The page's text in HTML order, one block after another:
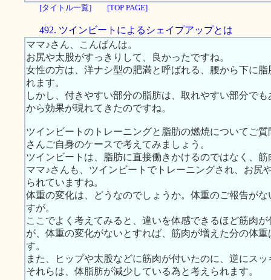
[タイトル一覧] [TOP PAGE]
492. ツインビートによるシェイプアップとは
ママ♪さん、こんばんは。
お尻や太股がすっきりして、良かったですね。
女性の方は、洋ナシ型の肥満と呼ばれる、腰から下に
れます。
しかし、付きやすい部分の脂肪は、取れやすい部分で
から効果が現れてきたのですね。
ツインビートのトレーニングと脂肪の燃焼についてご
さんご自身のケースで考えてみましょう。
ツインビートは、脂肪に直接働きかけるのではなく、
ママ♪さんも、ツインビートでトレーニングされ、お尻
られていますね。
体重の変化は、どうなのでしょうか。体重のご報告が
すが。
ここでよく考えてみると、違いを体感できるほど筋肉
が、体重の変化がないとすれば、筋肉が増えた分の体
す。
また、ヒップや太股などに筋肉が付いたのに、逆にス
それらは、体脂肪が減少している為と考えられます。